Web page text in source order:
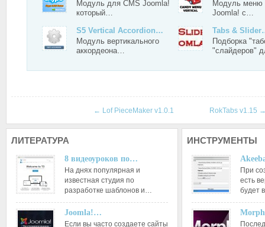
Модуль для CMS Joomla!
который…
Модуль меню
Joomla! с…
S5 Vertical Accordion…
Модуль вертикального
аккордеона…
Tabs &
Подборка
"слайдеров"
← Lof PieceMaker v1.0.1 RokTabs v1.15
ЛИТЕРАТУРА
8 видеоуроков по…
На днях популярная и
известная студия по
разработке шаблонов и…
Joomla!…
Если вы часто создаете сайты
ИНСТРУМЕНТЫ
При
есть
будет